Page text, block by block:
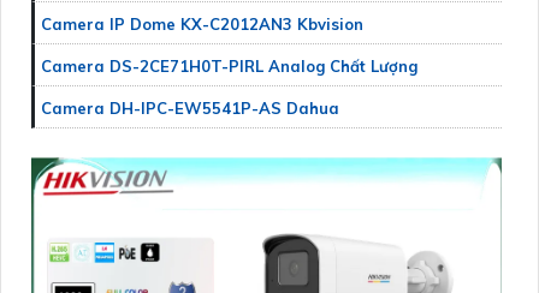
Camera IP Dome KX-C2012AN3 Kbvision
Camera DS-2CE71H0T-PIRL Analog Chất Lượng
Camera DH-IPC-EW5541P-AS Dahua